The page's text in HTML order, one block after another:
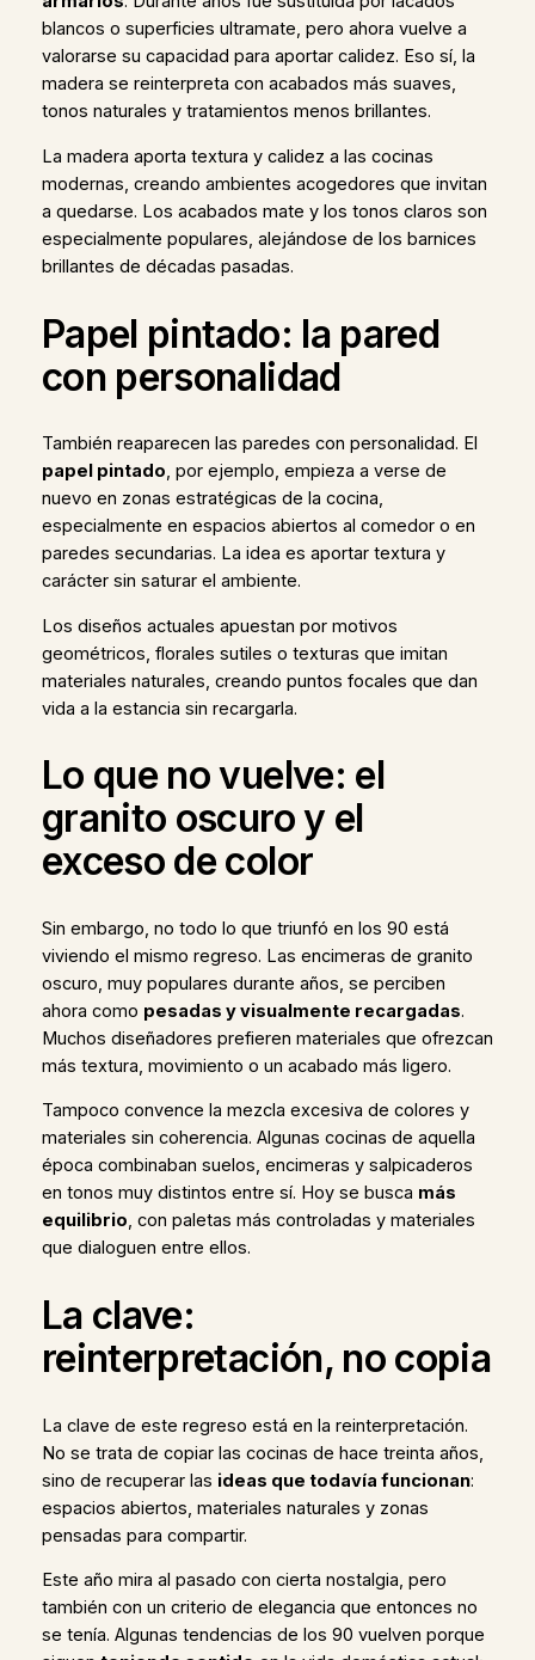
blancos o superficies ultramate, pero ahora vuelve a
valorarse su capacidad para aportar calidez. Eso sí, la
madera se reinterpreta con acabados más suaves,
tonos naturales y tratamientos menos brillantes.
La madera aporta textura y calidez a las cocinas
modernas, creando ambientes acogedores que invitan
a quedarse. Los acabados mate y los tonos claros son
especialmente populares, alejándose de los barnices
brillantes de décadas pasadas.
Papel pintado: la pared
con personalidad
También reaparecen las paredes con personalidad. El
papel pintado, por ejemplo, empieza a verse de
nuevo en zonas estratégicas de la cocina,
especialmente en espacios abiertos al comedor o en
paredes secundarias. La idea es aportar textura y
carácter sin saturar el ambiente.
Los diseños actuales apuestan por motivos
geométricos, florales sutiles o texturas que imitan
materiales naturales, creando puntos focales que dan
vida a la estancia sin recargarla.
Lo que no vuelve: el
granito oscuro y el
exceso de color
Sin embargo, no todo lo que triunfó en los 90 está
viviendo el mismo regreso. Las encimeras de granito
oscuro, muy populares durante años, se perciben
ahora como pesadas y visualmente recargadas.
Muchos diseñadores prefieren materiales que ofrezcan
más textura, movimiento o un acabado más ligero.
Tampoco convence la mezcla excesiva de colores y
materiales sin coherencia. Algunas cocinas de aquella
época combinaban suelos, encimeras y salpicaderos
en tonos muy distintos entre sí. Hoy se busca más
equilibrio, con paletas más controladas y materiales
que dialoguen entre ellos.
La clave:
reinterpretación, no copia
La clave de este regreso está en la reinterpretación.
No se trata de copiar las cocinas de hace treinta años,
sino de recuperar las ideas que todavía funcionan:
espacios abiertos, materiales naturales y zonas
pensadas para compartir.
Este año mira al pasado con cierta nostalgia, pero
también con un criterio de elegancia que entonces no
se tenía. Algunas tendencias de los 90 vuelven porque